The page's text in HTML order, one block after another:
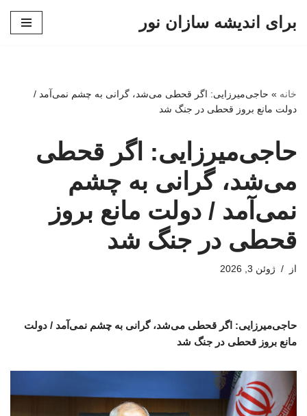
برای اندیشه سازان نور
خانه » حاجی‌میرزایی: اگر قحطی می‌شد، گرانی به چشم نمی‌آمد /
دولت مانع بروز قحطی در جنگ شد
حاجی‌میرزایی: اگر قحطی
می‌شد، گرانی به چشم
نمی‌آمد / دولت مانع بروز
قحطی در جنگ شد
از ژوئن 3, 2026
حاجی‌میرزایی: اگر قحطی می‌شد، گرانی به چشم نمی‌آمد / دولت
مانع بروز قحطی در جنگ شد